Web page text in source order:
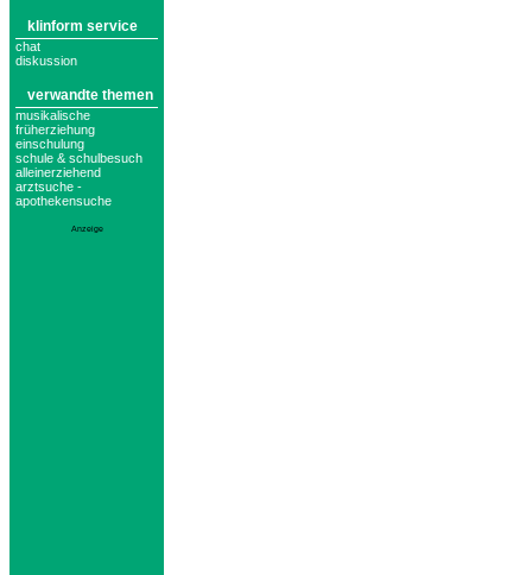
klinform service
chat
diskussion
verwandte themen
musikalische
früherziehung
einschulung
schule & schulbesuch
alleinerziehend
arztsuche -
apothekensuche
Anzeige